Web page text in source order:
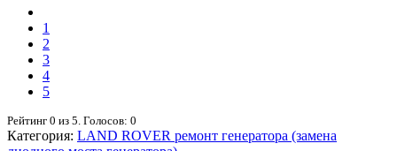
1
2
3
4
5
Рейтинг 0 из 5. Голосов: 0
Категория: LAND ROVER ремонт генератора (замена